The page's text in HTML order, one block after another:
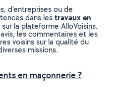
d’entreprises ou de
dans lestravaux en
la plateforme AlloVoisins.
les commentaires et les
voisins sur la qualité du
missions.
en maçonnerie ?